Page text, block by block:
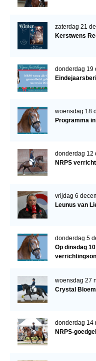
zaterdag 21
Kerstwens
donderdag 19
woensdag 18
Programma
donderdag 12
NRPS
vrijdag 6
Leunus van
donderdag 5
Op dinsdag
woensdag 27
Crystal
donderdag 14
NRPS-